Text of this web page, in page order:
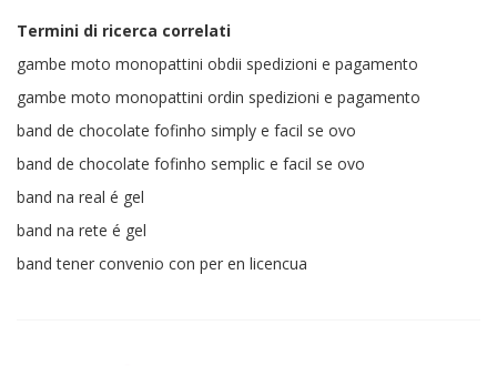
Termini di ricerca correlati
gambe moto monopattini obdii spedizioni e pagamento
gambe moto monopattini ordin spedizioni e pagamento
band de chocolate fofinho simply e facil se ovo
band de chocolate fofinho semplic e facil se ovo
band na real é gel
band na rete é gel
band tener convenio con per en licencua